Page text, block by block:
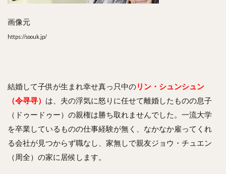
画像元
https://soouk.jp/
結婚して子供が生まれ幸せ真っ只中のリン・シュンシュン
（令寻寻） は、夫の浮気に怒りに任せて離婚したものの息子
（ドゥードゥー）の親権は勝ち取れませんでした。一流大学
を卒業しているものの仕事経験が無く、なかなか雇ってくれ
る会社が見つからず職なし、家無しで親友ジョウ・チュエン
（周全）の家に居候します。